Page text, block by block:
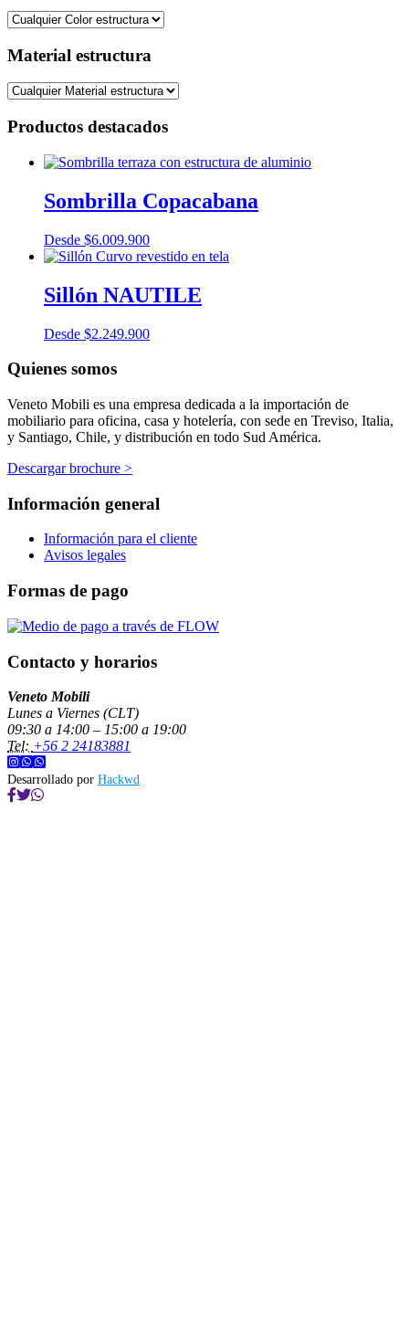
Material estructura
Productos destacados
Sombrilla Copacabana
Desde $6.009.900
Sillón NAUTILE
Desde $2.249.900
Quienes somos
Veneto Mobili es una empresa dedicada a la importación de
mobiliario para oficina, casa y hotelería, con sede en Treviso, Italia,
y Santiago, Chile, y distribución en todo Sud América.
Descargar brochure >
Información general
Información para el cliente
Avisos legales
Formas de pago
Contacto y horarios
Veneto Mobili
Lunes a Viernes (CLT)
09:30 a 14:00 – 15:00 a 19:00
Tel: +56 2 24183881
Desarrollado por Hackwd